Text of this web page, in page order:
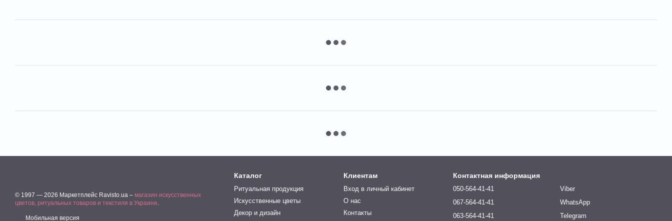
© 1997 — 2026 Маркетплейс Ravisto.ua – магазин искусственных
цветов, ритуальных товаров и текстиля в Украине.
Мобильная версия
Каталог
Ритуальная продукция
Искусственные цветы
Декор и дизайн
Клиентам
Вход в личный кабинет
О нас
Контакты
Контактная информация
050-564-41-41
067-564-41-41
063-564-41-41
Viber
WhatsApp
Telegram